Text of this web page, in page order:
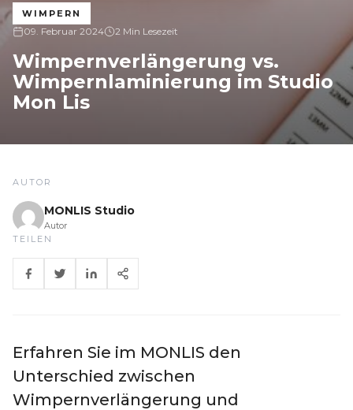
WIMPERN
09. Februar 2024 2 Min Lesezeit
Wimpernverlängerung vs.
Wimpernlaminierung im Studio
Mon Lis
AUTOR
MONLIS Studio
Autor
TEILEN
Erfahren Sie im MONLIS den
Unterschied zwischen
Wimpernverlängerung und